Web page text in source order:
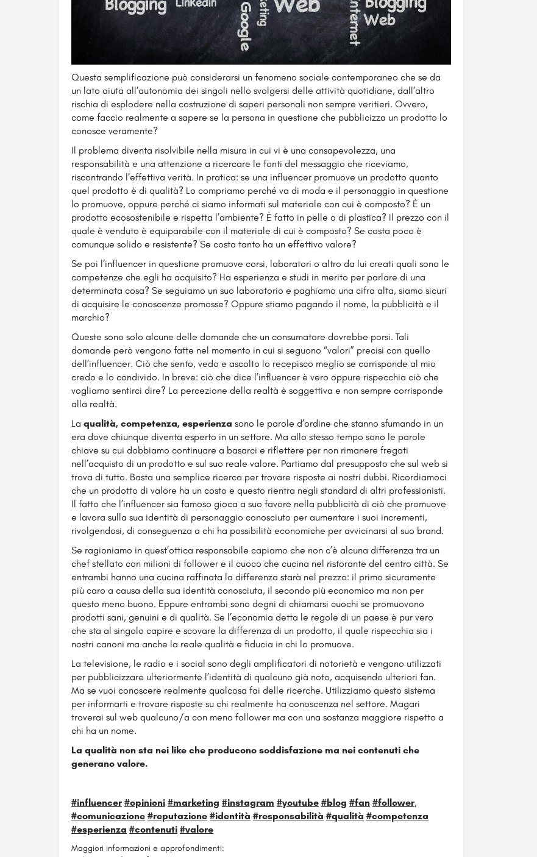
Questa semplificazione può considerarsi un fenomeno sociale contemporaneo che se da
un lato aiuta all’autonomia dei singoli nello svolgersi delle attività quotidiane, dall’altro
rischia di esplodere nella costruzione di saperi personali non sempre veritieri. Ovvero,
come faccio realmente a sapere se la persona in questione che pubblicizza un prodotto lo
conosce veramente?
Il problema diventa risolvibile nella misura in cui vi è una consapevolezza, una
responsabilità e una attenzione a ricercare le fonti del messaggio che riceviamo,
riscontrando l’effettiva verità. In pratica: se una influencer promuove un prodotto quanto
quel prodotto è di qualità? Lo compriamo perché va di moda e il personaggio in questione
lo promuove, oppure perché ci siamo informati sul materiale con cui è composto? È un
prodotto ecosostenibile e rispetta l’ambiente? È fatto in pelle o di plastica? Il prezzo con il
quale è venduto è equiparabile con il materiale di cui è composto? Se costa poco è
comunque solido e resistente? Se costa tanto ha un effettivo valore?
Se poi l’influencer in questione promuove corsi, laboratori o altro da lui creati quali sono le
competenze che egli ha acquisito? Ha esperienza e studi in merito per parlare di una
determinata cosa? Se seguiamo un suo laboratorio e paghiamo una cifra alta, siamo sicuri
di acquisire le conoscenze promosse? Oppure stiamo pagando il nome, la pubblicità e il
marchio?
Queste sono solo alcune delle domande che un consumatore dovrebbe porsi. Tali
domande però vengono fatte nel momento in cui si seguono “valori” precisi con quello
dell’influencer. Ciò che sento, vedo e ascolto lo recepisco meglio se corrisponde al mio
credo e lo condivido. In breve: ciò che dice l’influencer è vero oppure rispecchia ciò che
vogliamo sentirci dire? La percezione della realtà è soggettiva e non sempre corrisponde
alla realtà.
La qualità, competenza, esperienza sono le parole d’ordine che stanno sfumando in un
era dove chiunque diventa esperto in un settore. Ma allo stesso tempo sono le parole
chiave su cui dobbiamo continuare a basarci e riflettere per non rimanere fregati
nell’acquisto di un prodotto e sul suo reale valore. Partiamo dal presupposto che sul web si
trova di tutto. Basta una semplice ricerca per trovare risposte ai nostri dubbi. Ricordiamoci
che un prodotto di valore ha un costo e questo rientra negli standard di altri professionisti.
Il fatto che l’influencer sia famoso gioca a suo favore nella pubblicità di ciò che promuove
e lavora sulla sua identità di personaggio conosciuto per aumentare i suoi incrementi,
rivolgendosi, di conseguenza a chi ha possibilità economiche per avvicinarsi al suo brand.
Se ragioniamo in quest’ottica responsabile capiamo che non c’è alcuna differenza tra un
chef stellato con milioni di follower e il cuoco che cucina nel ristorante del centro città. Se
entrambi hanno una cucina raffinata la differenza starà nel prezzo: il primo sicuramente
più caro a causa della sua identità conosciuta, il secondo più economico ma non per
questo meno buono. Eppure entrambi sono degni di chiamarsi cuochi se promuovono
prodotti sani, genuini e di qualità. Se l’economia detta le regole di un paese è pur vero
che sta al singolo capire e scovare la differenza di un prodotto, il quale rispecchia sia i
nostri canoni ma anche la reale qualità e fiducia in chi lo promuove.
La televisione, le radio e i social sono degli amplificatori di notorietà e vengono utilizzati
per pubblicizzare ulteriormente l’identità di qualcuno già noto, acquisendo ulteriori fan.
Ma se vuoi conoscere realmente qualcosa fai delle ricerche. Utilizziamo questo sistema
per informarti e trovare risposte su chi realmente ha conoscenza nel settore. Magari
troverai sul web qualcuno/a con meno follower ma con una sostanza maggiore rispetto a
chi ha un nome.
La qualità non sta nei like che producono soddisfazione ma nei contenuti che
generano valore.
#influencer #opinioni #marketing #instagram #youtube #blog #fan #follower,
#comunicazione #reputazione #identità #responsabilità #qualità #competenza
#esperienza #contenuti #valore
Maggiori informazioni e approfondimenti: